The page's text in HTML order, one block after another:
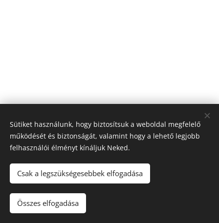
© 2026 Nagyfólia Kft. Minden jog fenntartva
Sütik
Sütiket használunk, hogy biztosítsuk a weboldal megfelelő
működését és biztonságát, valamint hogy a lehető legjobb
felhasználói élményt kínáljuk Neked.
Csak a legszükségesebbek elfogadása
Összes elfogadása